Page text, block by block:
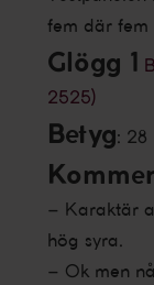
fem där
Glögg 1
2525)
Betyg: 28
– Karaktär
hög syra.
– Ok men